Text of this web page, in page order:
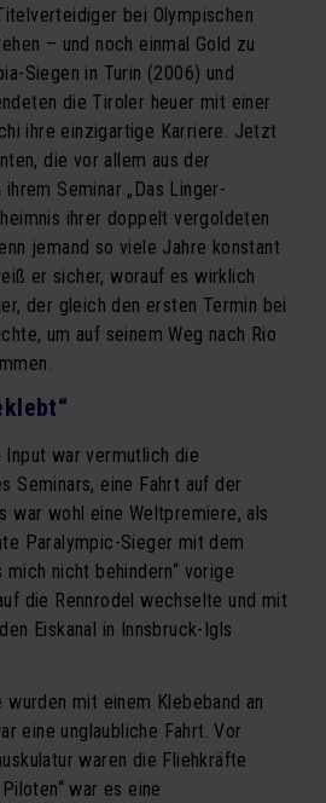
bei Olympischen
– und noch einmal Gold zu
Siegen in Turin (2006) und
die Tiroler heuer mit einer
ihre einzigartige Karriere. Jetzt
die vor allem aus der
Seminar „Das Linger-
ihrer doppelt vergoldeten
jemand so viele Jahre konstant
er sicher, worauf es wirklich
der gleich den ersten Termin bei
um auf seinem Weg nach Rio
Input war vermutlich die
Seminars, eine Fahrt auf der
war wohl eine Weltpremiere, als
Paralympic-Sieger mit dem
mich nicht behindern“ vorige
die Rennrodel wechselte und mit
Eiskanal in Innsbruck-Igls
wurden mit einem Klebeband an
eine unglaubliche Fahrt. Vor
waren die Fliehkräfte
war es eine